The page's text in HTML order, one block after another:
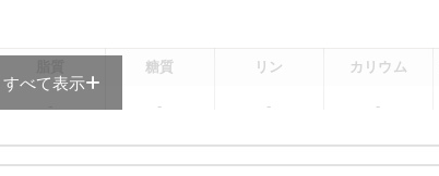
糖質 リン カリウム
- - - -
すべて表示